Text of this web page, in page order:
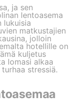
ja sen
lentoasema
lukuisia
matkustajien
jolloin
hotellille on
kuljetus
lomasi alkaa
stressiä.